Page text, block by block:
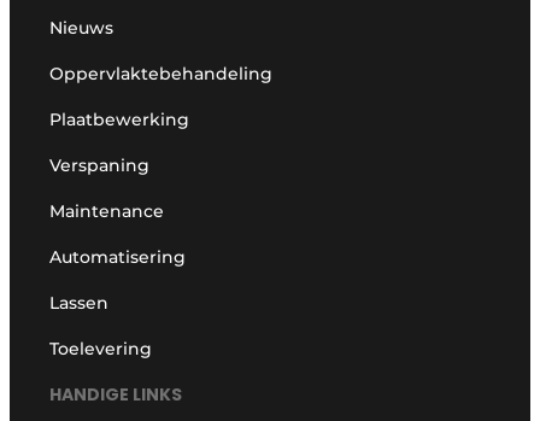
Vacatures
Video’s
Nieuws
Oppervlaktebehandeling
Plaatbewerking
Verspaning
Maintenance
Automatisering
Lassen
Toelevering
HANDIGE LINKS